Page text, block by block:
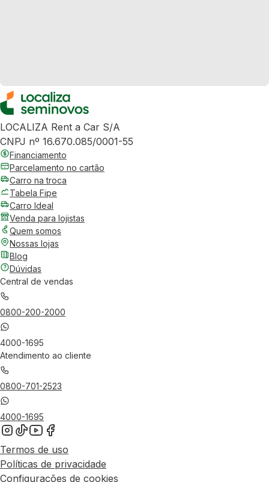
LOCALIZA Rent a Car S/A
CNPJ nº 16.670.085/0001-55
Financiamento
Parcelamento no cartão
Carro na troca
Tabela Fipe
Carro Ideal
Venda para lojistas
Quem somos
Nossas lojas
Blog
Dúvidas
Central de vendas
0800-200-2000
4000-1695
Atendimento ao cliente
0800-701-2523
4000-1695
Termos de uso
Políticas de privacidade
Configurações de cookies